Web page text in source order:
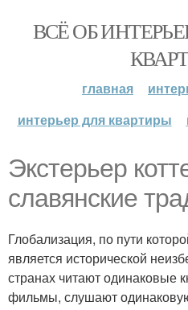
ВСЁ ОБ
главная
интерьер для квартиры
Экстерьер
славянские
Глобализация, по пути
является исторической
странах читают одинаковые
фильмы, слушают